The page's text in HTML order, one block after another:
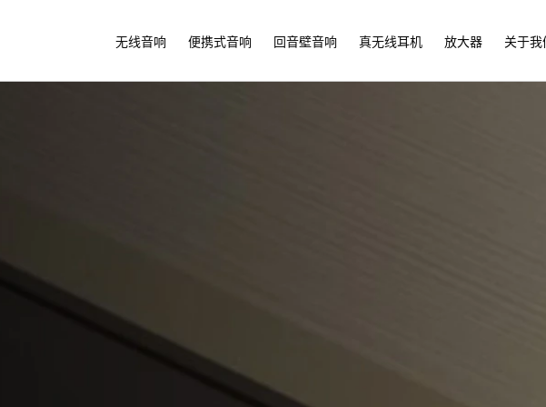
无线音响 便携式音响 回音壁音响 真无线耳机 放大器 关于我